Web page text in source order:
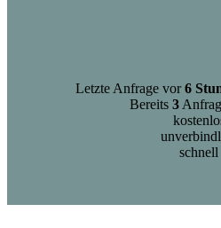
Letzte Anfrage vor6
Bereits 3
schnell